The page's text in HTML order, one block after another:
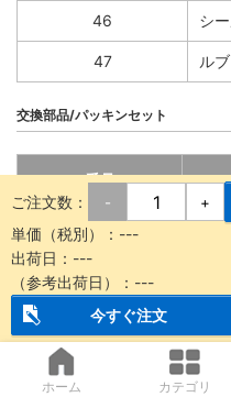
46 シ
47 ル
交換部品/パッキンセット
番号
14 シー
15 ダ
27 サ
Oリ
ご注文数： - +
単価（税別）： ---
出荷日： ---
（参考出荷日）： ---
今すぐ注文
ホーム カテゴリ